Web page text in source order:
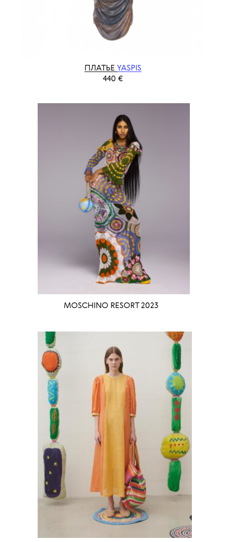
ПЛАТЬЕ YASPIS
440 €
MOSCHINO RESORT 2023